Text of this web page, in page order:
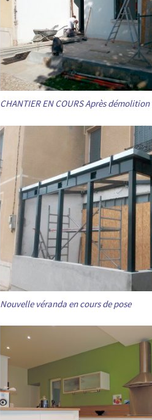
CHANTIER EN COURS Après
Nouvelle véranda en cours de pose